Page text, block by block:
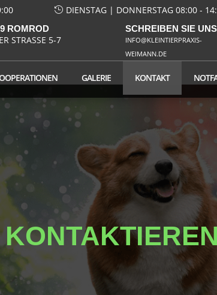
DIENSTAG | DONNERSTAG 08:00 -
ROMROD
STRASSE 5-7
SCHREIBEN SIE UNS
INFO@KLEINTIERPRAXIS-
WEIMANN.DE
GALERIE KONTAKT
KONTAKTIEREN